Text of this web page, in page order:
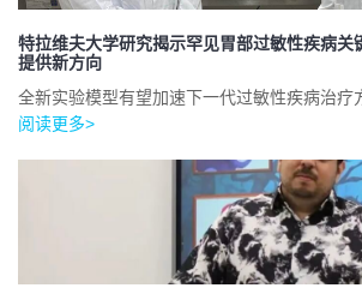
特拉维夫大学研究揭示罕见胃部过敏性疾病关
提供新方向
全新实验模型有望加速下一代过敏性疾病治疗
阅读更多>